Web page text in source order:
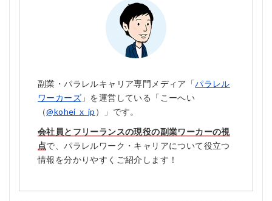
副業・パラレルキャリア専門メディア「パラレル
ワーカーズ 」を運営している「こーへい
（@kohei_x_jp ）」です。
会社員とフリーランスの現役の副業ワーカーの視
点で、パラレルワーク・キャリアについて役立つ
情報を分かりやすくご紹介します！